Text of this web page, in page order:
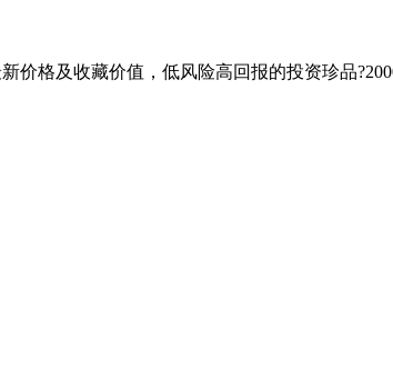
价格及收藏价值，低风险高回报的投资珍品